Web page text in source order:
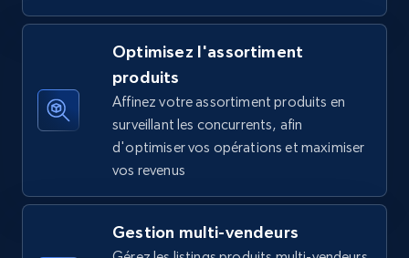
more.
874+
Specifications, Image urls, Top reviews, and
more.
Optimisez l'assortiment
produits
Affinez votre assortiment produits en
surveillant les concurrents, afin
d'optimiser vos opérations et maximiser
vos revenus
Gestion multi-vendeurs